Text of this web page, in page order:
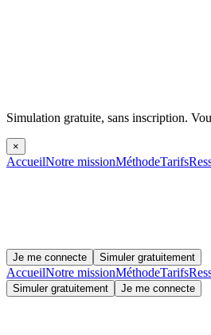
Simulation gratuite, sans inscription.
×
AccueilNotre missionMéthodeTarifs
Je me connecte Simuler gratuitement
AccueilNotre missionMéthodeTarifs
Simuler gratuitement Je me connecte